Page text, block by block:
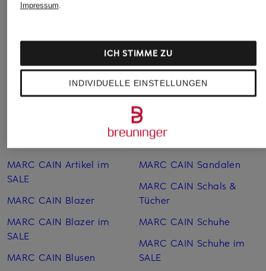
Weitere Kategorien
Blaue MARC CAIN Blusen
Grüne MARC CAIN
MARC CAIN 7/8-Hosen
MARC CAIN Artikel im
SALE
MARC CAIN Blazer
MARC CAIN Blazer im
SALE
MARC CAIN Blusen
MARC CAIN Poloshirts
MARC CAIN Pullover
MARC CAIN Pullunder
MARC CAIN Röcke
MARC CAIN Röcke im
SALE
MARC CAIN Sandalen
MARC CAIN Schals &
Tücher
MARC CAIN Schuhe
MARC CAIN Schuhe im
SALE
Impressum.
INDIVIDUELLE EINSTELLUNGEN
ICH STIMME ZU